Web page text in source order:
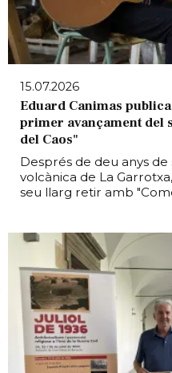
15.07.2026
Eduard Canimas
primer avançament del
del Caos"
Després de deu anys de
volcànica de La
seu llarg retir amb